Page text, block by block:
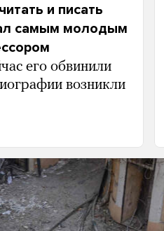
и писать
самым молодым
его обвинили
возникли